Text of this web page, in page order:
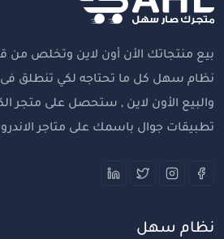
بيع منتجاتك الأن أون لاين وتخلص من
نظام سهل كل ما تحتاجه لكي تنطلق فى
تطبيقات جوال باسمك على متاجر
نظام سهل